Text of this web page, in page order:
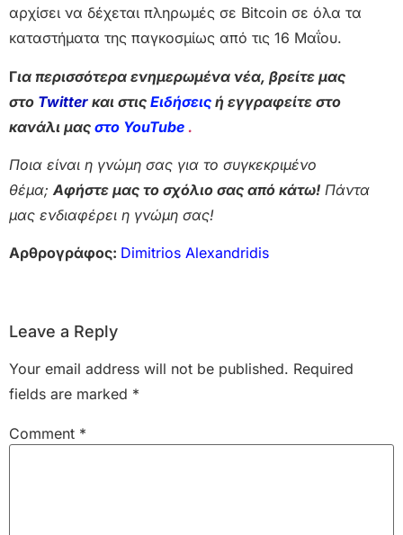
αρχίσει να δέχεται πληρωμές σε Bitcoin σε όλα τα
καταστήματα της παγκοσμίως από τις 16 Μαΐου.
Για περισσότερα ενημερωμένα νέα, βρείτε μας
στο Twitter και στις Ειδήσεις ή εγγραφείτε στο
κανάλι μας στο YouTube .
Ποια είναι η γνώμη σας για το συγκεκριμένο
θέμα;Αφήστε μας το σχόλιο σας από κάτω! Πάντα
μας ενδιαφέρει η γνώμη σας!
Αρθρογράφος: Dimitrios Alexandridis
Leave a Reply
Your email address will not be published. Required
fields are marked *
Comment *